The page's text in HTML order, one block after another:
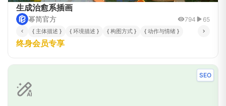
生成治愈系插画
幂简官方 794 65
{ 主体描述 } { 环境描述 } { 构图方式 } { 动作与情绪 }
终身会员专享
SEO